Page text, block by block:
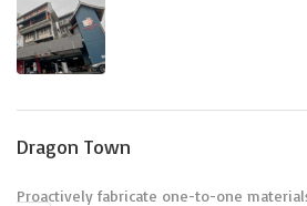
Dragon Town
Proactively fabricate one-to-one